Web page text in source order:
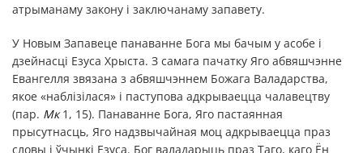
атрыманаму закону і заключанаму запавету.
У Новым Запавеце панаванне Бога мы бачым у асобе і
дзейнасці Езуса Хрыста. З самага пачатку Яго абвяшчэнне
Евангелля звязана з абвяшчэннем Божага Валадарства,
якое «наблізілася» і паступова адкрываецца чалавецтву
(пар. Мк1, 15). Панаванне Бога, Яго пастаянная
прысутнасць, Яго надзвычайная моц адкрываецца праз
словы і ўчынкі Езуса. Бог валадарыць праз Таго, каго Ён